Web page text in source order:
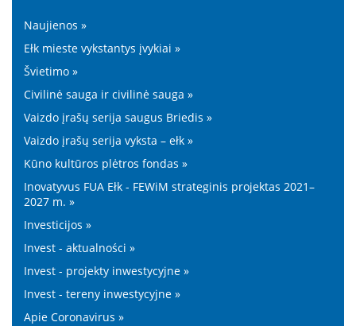
Naujienos »
Ełk mieste vykstantys įvykiai »
Švietimo »
Civilinė sauga ir civilinė sauga »
Vaizdo įrašų serija saugus Briedis »
Vaizdo įrašų serija vyksta – ełk »
Kūno kultūros plėtros fondas »
Inovatyvus FUA Ełk - FEWiM strateginis projektas 2021–
2027 m. »
Investicijos »
Invest - aktualności »
Invest - projekty inwestycyjne »
Invest - tereny inwestycyjne »
Apie Coronavirus »